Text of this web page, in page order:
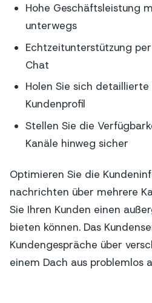
Hohe Geschäftsleistung
unterwegs
Echtzeitunterstützung
Chat
Holen Sie sich detaillierte
Kundenprofil
Stellen Sie die
Kanäle hinweg sicher
Optimieren Sie die
nachrichten über mehrere
Sie Ihren Kunden einen
bieten können. Das
Kundengespräche über
einem Dach aus problemlos